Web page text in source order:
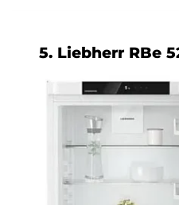
5. Liebherr RBe